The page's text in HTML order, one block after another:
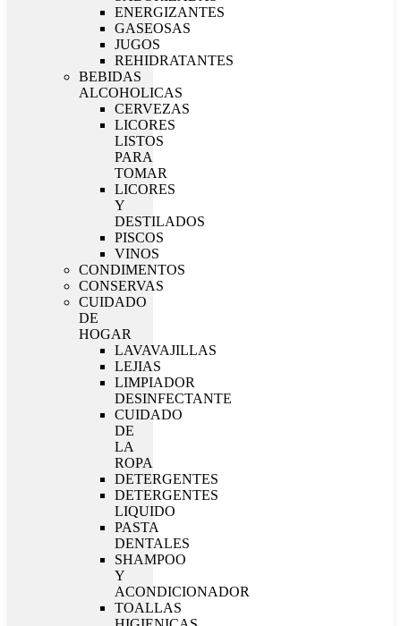
ENERGIZANTES
GASEOSAS
JUGOS
REHIDRATANTES
BEBIDAS
ALCOHOLICAS
CERVEZAS
LICORES
LISTOS
PARA
TOMAR
LICORES
Y
DESTILADOS
PISCOS
VINOS
CONDIMENTOS
CONSERVAS
CUIDADO
DE
HOGAR
LAVAVAJILLAS
LEJIAS
LIMPIADOR
DESINFECTANTE
CUIDADO
DE
LA
ROPA
DETERGENTES
DETERGENTES
LIQUIDO
PASTA
DENTALES
SHAMPOO
Y
ACONDICIONADOR
TOALLAS